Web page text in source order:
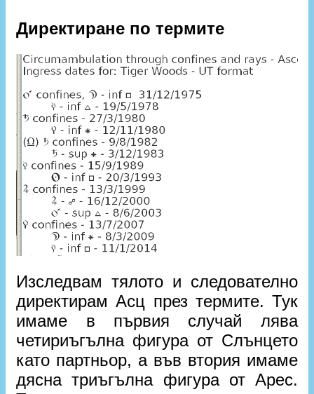
Директиране по термите
Изследвам тялото и следователно
директирам Асц през термите. Тук
имаме в първия случай лява
четириъгълна фигура от Слънцето
като партньор, а във втория имаме
дясна триъгълна фигура от Арес.